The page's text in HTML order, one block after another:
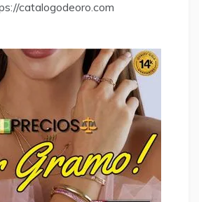
catalogodeoro.com